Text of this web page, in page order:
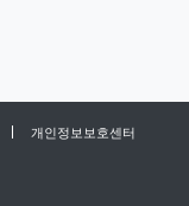
개인정보보호센터